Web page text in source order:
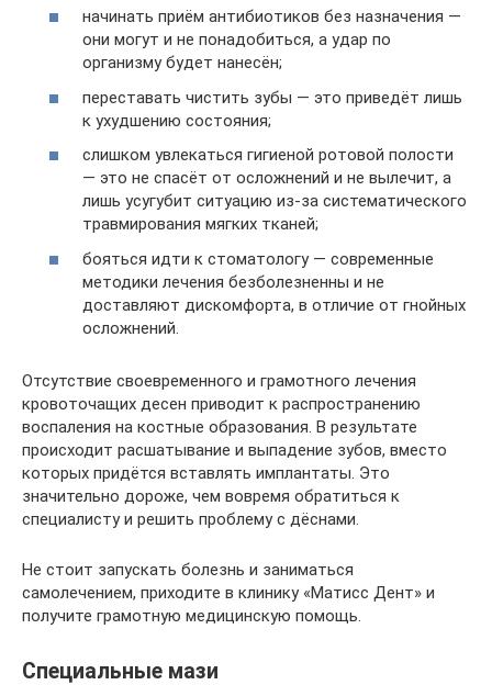
начинать приём антибиотиков без назначения —
они могут и не понадобиться, а удар по
организму будет нанесён;
переставать чистить зубы — это приведёт лишь
к ухудшению состояния;
слишком увлекаться гигиеной ротовой полости
— это не спасёт от осложнений и не вылечит, а
лишь усугубит ситуацию из-за систематического
травмирования мягких тканей;
бояться идти к стоматологу — современные
методики лечения безболезненны и не
доставляют дискомфорта, в отличие от гнойных
осложнений.
Отсутствие своевременного и грамотного лечения
кровоточащих десен приводит к распространению
воспаления на костные образования. В результате
происходит расшатывание и выпадение зубов, вместо
которых придётся вставлять имплантаты. Это
значительно дороже, чем вовремя обратиться к
специалисту и решить проблему с дёснами.
Не стоит запускать болезнь и заниматься
самолечением, приходите в клинику «Матисс Дент» и
получите грамотную медицинскую помощь.
Специальные мази